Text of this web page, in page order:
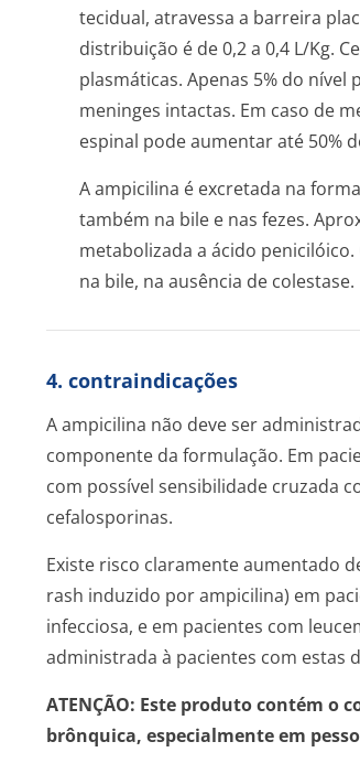
tecidual, atravessa a barreira
distribuição é de 0,2 a 0,4 L/Kg.
plasmáticas. Apenas 5% do
meninges intactas. Em caso de
espinal pode aumentar até 50%
A ampicilina é excretada na
também na bile e nas fezes.
metabolizada a ácido penicilóico.
na bile, na ausência de colestase.
4. contraindicações
A ampicilina não deve ser
componente da formulação. Em
com possível sensibilidade cruzada
cefalosporinas.
Existe risco claramente aumentado
rash induzido por ampicilina) em
infecciosa, e em pacientes com
administrada à pacientes com estas
ATENÇÃO: Este produto contém o
brônquica, especialmente em